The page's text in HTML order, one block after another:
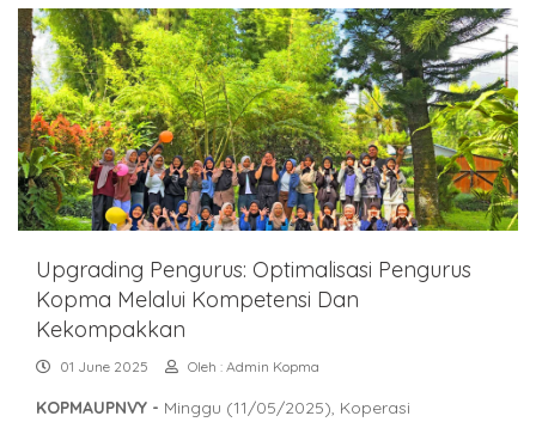
Upgrading Pengurus: Optimalisasi Pengurus
Kopma Melalui Kompetensi Dan
Kekompakkan
01 June 2025 Oleh : Admin Kopma
KOPMAUPNVY - Minggu (11/05/2025), Koperasi